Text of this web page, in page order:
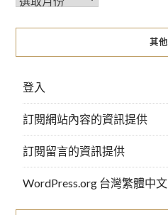
其他
登入
訂閱網站內容的資訊提供
訂閱留言的資訊提供
WordPress.org 台灣繁體中文